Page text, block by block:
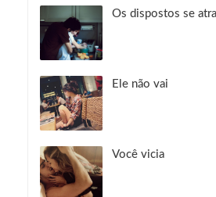
Os dispostos se
Ele não vai
Você vicia